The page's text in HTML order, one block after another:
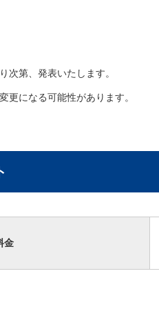
次第、発表いたします。
更になる可能性があります。
金